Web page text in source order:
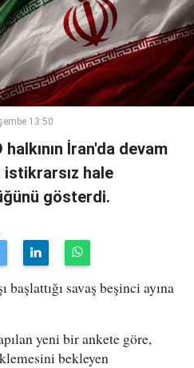
13:50
İran'da devam
istikrarsız hale
gösterdi.
savaş beşinci ayına
yeni bir ankete göre,
bekleyen